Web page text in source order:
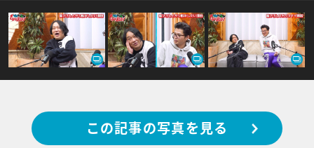
この記事の写真を見る